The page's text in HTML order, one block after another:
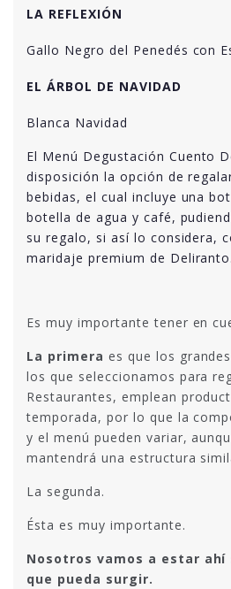
LA REFLEXIÓN
Gallo Negro del Penedés con
EL ÁRBOL DE NAVIDAD
Blanca Navidad
El Menú Degustación Cuento
disposición la opción de
bebidas, el cual incluye una
botella de agua y café,
su regalo, si así lo considera,
maridaje premium de Deliranto.
Es muy importante tener en
La primera es que los
los que seleccionamos para
Restaurantes, emplean
temporada, por lo que la
y el menú pueden variar,
mantendrá una estructura
La segunda.
Ésta es muy importante.
Nosotros vamos a estar ahí
que pueda surgir.